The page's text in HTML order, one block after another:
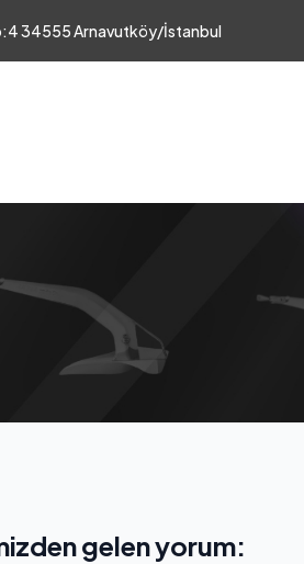
34555 Arnavutköy/İstanbul
gelen yorum: